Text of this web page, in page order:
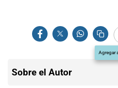
Agregar
Sobre el Autor